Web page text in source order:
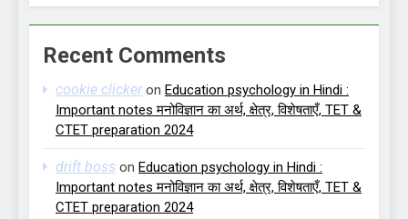
Recent Comments
cookie clickeron Education psychology in Hindi :
Important notes मनोविज्ञान का अर्थ, क्षेत्र, विशेषताएँ, TET &
CTET preparation 2024
drift boss on Education psychology in Hindi :
Important notes मनोविज्ञान का अर्थ, क्षेत्र, विशेषताएँ, TET &
CTET preparation 2024